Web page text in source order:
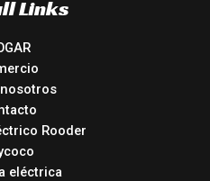
Links
Rooder
eléctrica